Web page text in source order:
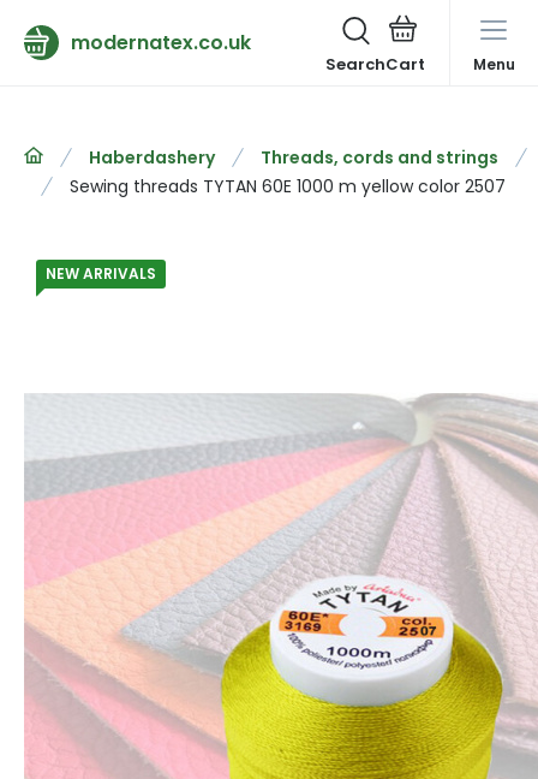
modernatex.co.uk
Search Menu
Haberdashery
Threads, cords and strings
Sewing threads TYTAN 60E 1000 m yellow color 2507
NEW ARRIVALS